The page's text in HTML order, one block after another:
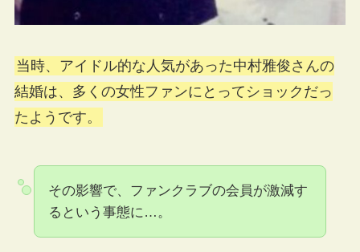
当時、アイドル的な人気があった中村雅俊さんの
結婚は、多くの女性ファンにとってショックだっ
たようです。
その影響で、ファンクラブの会員が激減す
るという事態に…。